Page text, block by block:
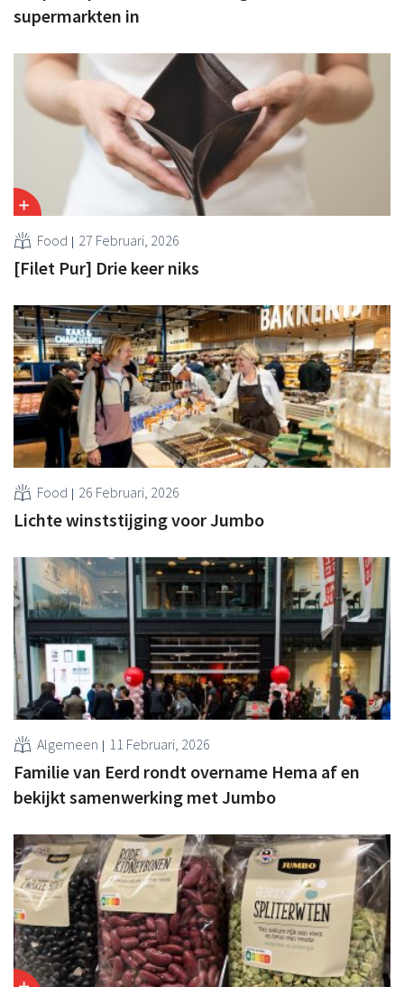
supermarkten in
Food 27 Februari, 2026
[Filet Pur] Drie keer niks
Food 26 Februari, 2026
Lichte winststijging voor Jumbo
Algemeen 11 Februari, 2026
Familie van Eerd rondt overname Hema af en
bekijkt samenwerking met Jumbo